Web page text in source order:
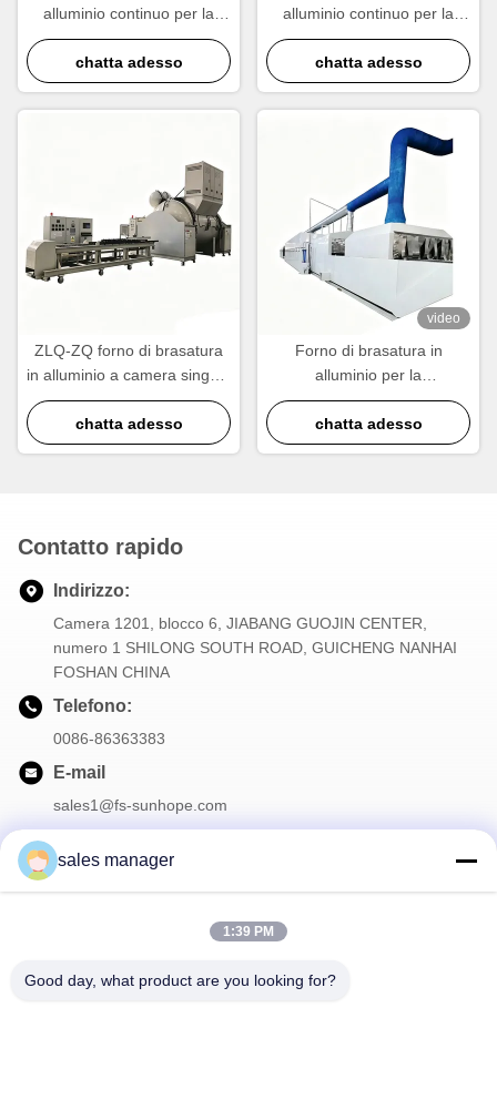
alluminio continuo per la
produzione di radiatori e
condensatori.
chatta adesso
alluminio continuo per la
produzione di radiatori,
condensatori ed scambiatori
di calore
chatta adesso
ZLQ-ZQ forno di brasatura
in alluminio a camera singola
a vuoto gas-portatore ciclo
veloce di risparmio
energetico
chatta adesso
video
Forno di brasatura in
alluminio per la
fabbricazione di radiatori ed
scambiatori di calore
chatta adesso
Contatto rapido
Indirizzo:
Camera 1201, blocco 6, JIABANG GUOJIN CENTER,
numero 1 SHILONG SOUTH ROAD, GUICHENG NANHAI
FOSHAN CHINA
Telefono:
0086-86363383
E-mail
sales1@fs-sunhope.com
La nostra newsletter
sales manager
1:39 PM
Good day, what product are you looking for?